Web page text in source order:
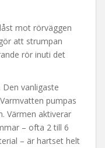
mot rörväggen
att strumpan
rör inuti det
vanligaste
pumpas
Värmen aktiverar
– ofta 2 till 6
– är hartset helt